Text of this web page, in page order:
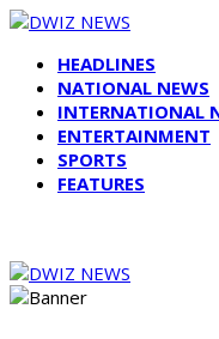
HEADLINES
NATIONAL NEWS
INTERNATIONAL
ENTERTAINMENT
SPORTS
FEATURES